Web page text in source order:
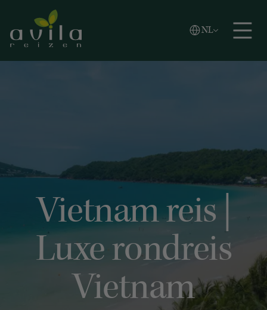
Zoeken
NL
Vlaams
English
Vietnam reis |
Luxe rondreis
Vietnam